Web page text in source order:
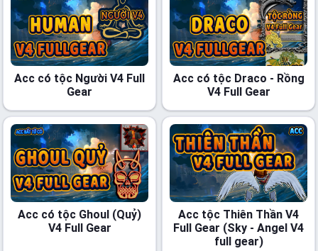
Acc có tộc Người V4 Full
Gear
Acc có tộc Draco - Rồng
V4 Full Gear
Acc có tộc Ghoul (Quỷ)
V4 Full Gear
Acc tộc Thiên Thần V4
Full Gear (Sky - Angel V4
full gear)